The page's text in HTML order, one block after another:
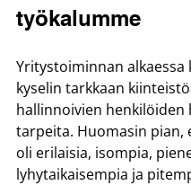
työkalumme
Yritystoiminnan alkaessa
kyselin tarkkaan
hallinnoivien henkilöiden
tarpeita. Huomasin pian,
oli erilaisia, isompia,
lyhytaikaisempia ja